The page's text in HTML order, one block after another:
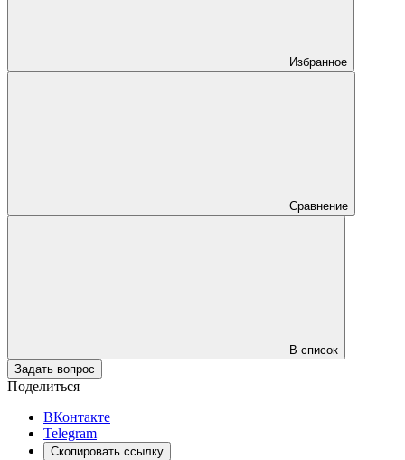
Избранное
Сравнение
В список
Задать вопрос
Поделиться
ВКонтакте
Telegram
Скопировать ссылку